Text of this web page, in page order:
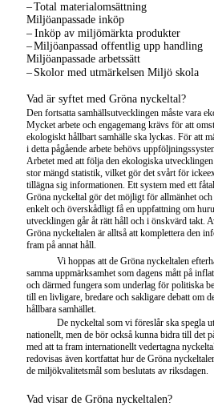
–Total materialomsättning
Miljöanpassade inköp
– Inköp av miljömärkta produkter
–Miljöanpassad offentlig upp handling
Miljöanpassade arbetssätt
– Skolor med utmärkelsen Miljö skola
Vad är syftet med Gröna nyckeltal?
Den fortsatta samhällsutvecklingen måste vara
Mycket arbete och engagemang krävs för att
ekologiskt hållbart samhälle ska lyckas. För att
i detta pågående arbete behövs
Arbetet med att följa den ekologiska
stor mängd statistik, vilket gör det svårt för
tillägna sig informationen. Ett system med ett
Gröna nyckeltal gör det möjligt för allmänhet och
enkelt och överskådligt få en uppfattning om
utvecklingen går åt rätt håll och i önskvärd takt.
Gröna nyckeltalen är alltså att komplettera den
fram på annat håll.
Vi hoppas att de Gröna nyckeltalen
samma uppmärksamhet som dagens mått på
och därmed fungera som underlag för politiska
till en livligare, bredare och sakligare debatt om
hållbara samhället.
De nyckeltal som vi föreslår ska spegla
nationellt, men de bör också kunna bidra till det
med att ta fram internationellt vedertagna
redovisas även kortfattat hur de Gröna
de miljökvalitetsmål som beslutats av riksdagen.
Vad visar de Gröna nyckeltalen?